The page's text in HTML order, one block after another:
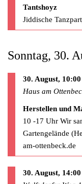
Tantshoyz
Jiddische
Sonntag, 30.
30. August,
Haus am
Herstellen und
10 -17 Uhr Wir
Gartengelände
am-ottenbeck.de
30. August,